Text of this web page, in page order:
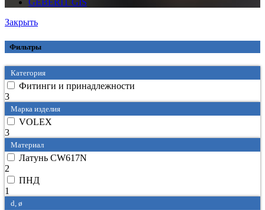
GEBERIT GIS
Закрыть
Фильтры
Категория
Фитинги и принадлежности
3
Марка изделия
VOLEX
3
Материал
Латунь CW617N
2
ПНД
1
d, ø